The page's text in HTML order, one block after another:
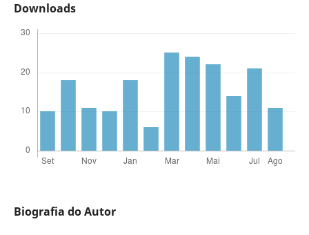
Downloads
Biografia do Autor